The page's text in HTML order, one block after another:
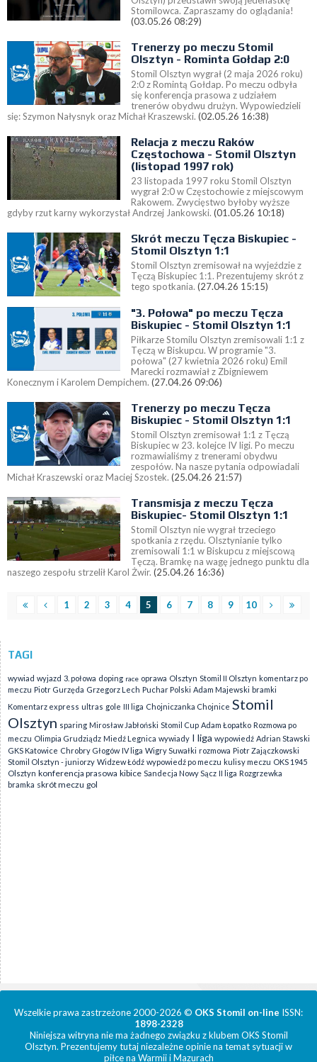
Stomilowca. Zapraszamy do oglądania!
(03.05.26 08:29)
Trenerzy po meczu Stomil
Olsztyn - Rominta Gołdap 2:0
Stomil Olsztyn wygrał (2 maja 2026 roku)
2:0 z Romintą Gołdap. Po meczu odbyła
się konferencja prasowa z udziałem
trenerów obydwu drużyn. Wypowiedzieli
się: Szymon Nałysnyk oraz Michał Kraszewski. (02.05.26 16:38)
Relacja z meczu Raków
Częstochowa - Stomil Olsztyn
(listopad 1997 rok)
23 listopada 1997 roku Stomil Olsztyn
wygrał 2:0 w Częstochowie z miejscowym
Rakowem. Zwycięstwo byłoby wyższe
gdyby rzut karny wykorzystał Andrzej Jankowski. (01.05.26 10:18)
Skrót meczu Tęcza Biskupiec -
Stomil Olsztyn 1:1
Stomil Olsztyn zremisował na wyjeździe z
Tęczą Biskupiec 1:1. Prezentujemy skrót z
tego spotkania. (27.04.26 15:15)
"3. Połowa" po meczu Tęcza
Biskupiec - Stomil Olsztyn 1:1
Piłkarze Stomilu Olsztyn zremisowali 1:1 z
Tęczą w Biskupcu. W programie "3.
połowa" (27 kwietnia 2026 roku) Emil
Marecki rozmawiał z Zbigniewem
Konecznym i Karolem Dempichem. (27.04.26 09:06)
Trenerzy po meczu Tęcza
Biskupiec - Stomil Olsztyn 1:1
Stomil Olsztyn zremisował 1:1 z Tęczą
Biskupiec w 23. kolejce IV ligi. Po meczu
rozmawialiśmy z trenerami obydwu
zespołów. Na nasze pytania odpowiadali
Michał Kraszewski oraz Maciej Szostek. (25.04.26 21:57)
Transmisja z meczu Tęcza
Biskupiec- Stomil Olsztyn 1:1
Stomil Olsztyn nie wygrał trzeciego
spotkania z rzędu. Olsztynianie tylko
zremisowali 1:1 w Biskupcu z miejscową
Tęczą. Bramkę na wagę jednego punktu dla
naszego zespołu strzelił Karol Żwir. (25.04.26 16:36)
1 2 3 4 5 6 7 8 9 10
TAGI
wywiad wyjazd 3. połowa doping race oprawa Olsztyn Stomil II Olsztyn komentarz po
meczu Piotr Gurzęda Grzegorz Lech Puchar Polski Adam Majewski bramki
Komentarz express ultras gole III liga Chojniczanka Chojnice Stomil
Olsztyn sparing Mirosław Jabłoński Stomil Cup Adam Łopatko Rozmowa po
meczu Olimpia Grudziądz Miedź Legnica wywiady I liga wypowiedź Adrian Stawski
GKS Katowice Chrobry Głogów IV liga Wigry Suwałki rozmowa Piotr Zajączkowski
Stomil Olsztyn - juniorzy Widzew Łódź wypowiedź po meczu kulisy meczu OKS 1945
Olsztyn konferencja prasowa kibice Sandecja Nowy Sącz II liga Rozgrzewka
bramka skrót meczu gol
Wszelkie prawa zastrzeżone 2000-2026 © OKS Stomil on-line ISSN:
1898-2328
Niniejsza witryna nie ma żadnego związku z klubem OKS Stomil
Olsztyn. Prezentujemy tutaj niezależne opinie na temat sytuacji w
piłce na Warmii i Mazurach